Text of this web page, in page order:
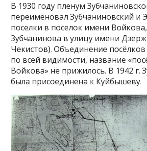
В 1930 году пленум
переименовал Зубчаниновский и
поселки в поселок имени
Зубчанинова в улицу имени
Чекистов). Объединение
по всей видимости, название
Войкова» не прижилось. В 1942 г.
была присоединена к Куйбышеву.